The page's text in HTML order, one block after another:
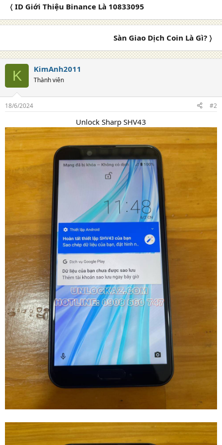
〈 ID Giới Thiệu Binance Là 10833095
Sàn Giao Dịch Coin Là Gì? 〉
K KimAnh2011
Thành viên
18/6/2024 #2
Unlock Sharp SHV43